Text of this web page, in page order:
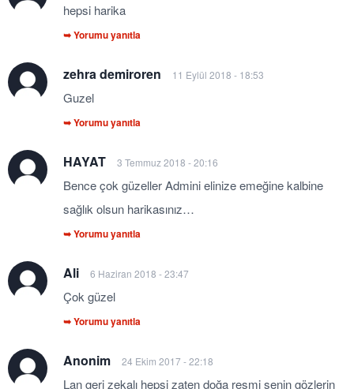
hepsi harika
➥ Yorumu yanıtla
zehra demiroren 11 Eylül 2018 - 18:53
Guzel
➥ Yorumu yanıtla
HAYAT 3 Temmuz 2018 - 20:16
Bence çok güzeller Admini elinize emeğine kalbine
sağlık olsun harikasınız…
➥ Yorumu yanıtla
Ali 6 Haziran 2018 - 23:47
Çok güzel
➥ Yorumu yanıtla
Anonim 24 Ekim 2017 - 22:18
Lan geri zekalı hepsi zaten doğa resmi senin gözlerin